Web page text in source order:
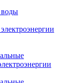
воды